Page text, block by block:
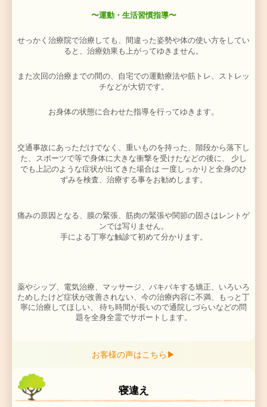
このような筋緊張に対し、ではマルチパルス波 「プロ
通電治療器で最深部から筋緊張を除き、血流を改善し
〜「総合整体」によるむちうち
人の体は 何層にも重なる、多重の膜構造になって
害、外傷、手術、やけど、繰り返しの動作、悪い姿勢
栄養の偏り、睡眠不足、妊娠・肥満での体形変化など
してゆきます。
そのため体は少しづつ硬くなり、筋肉が短縮し、関節
され、骨格にゆがみが生じ、姿勢がくずれてきま
この障害の積み重なった体へ、交通事故の衝撃が加わ
お客様の声はこちら▶
寝違え